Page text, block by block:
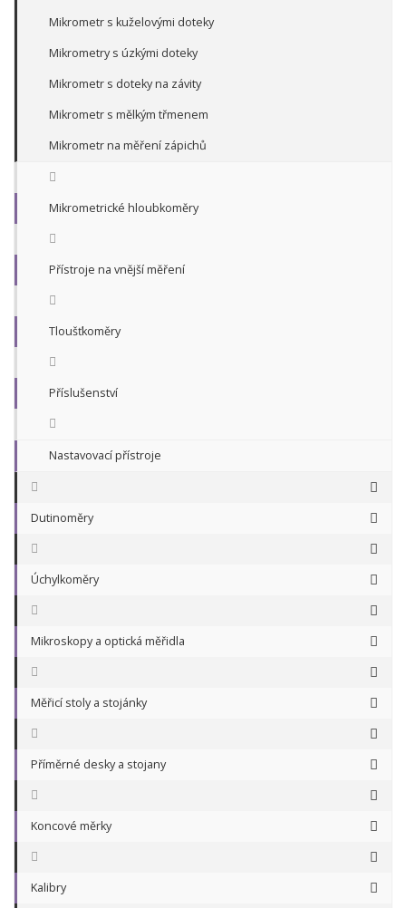
Mikrometr s kuželovými doteky
Mikrometry s úzkými doteky
Mikrometr s doteky na závity
Mikrometr s mělkým třmenem
Mikrometr na měření zápichů
Mikrometrické hloubkoměry
Přístroje na vnější měření
Tloušťkoměry
Příslušenství
Nastavovací přístroje
Dutinoměry
Úchylkoměry
Mikroskopy a optická měřidla
Měřicí stoly a stojánky
Příměrné desky a stojany
Koncové měrky
Kalibry